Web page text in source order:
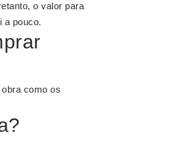
o valor para
a pouco.
como os